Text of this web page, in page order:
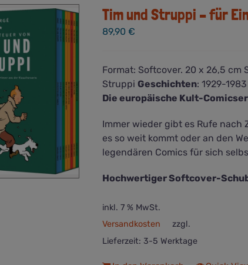
Tim und Struppi – für
89,90 €
Format: Softcover. 20 x 26,5 cm
Struppi Geschichten: 1929-1983
Die europäische Kult-
Immer wieder gibt es Rufe nach
es so weit kommt oder an den
legendären Comics für sich
Hochwertiger Softcover-
inkl. 7 % MwSt.
zzgl.
Versandkosten
Lieferzeit: 3-5 Werktage